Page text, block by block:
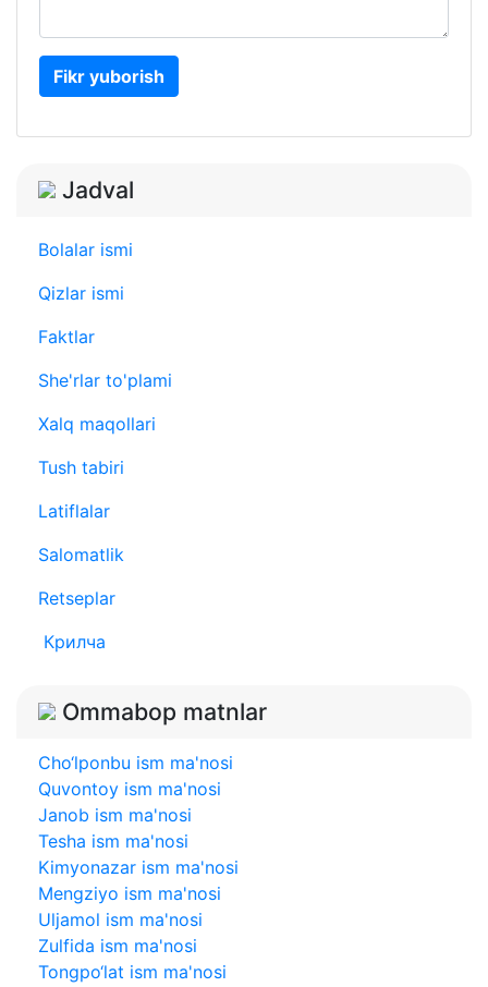
Fikr yuborish
Jadval
Bolalar ismi
Qizlar ismi
Faktlar
She'rlar to'plami
Xalq maqollari
Tush tabiri
Latiflalar
Salomatlik
Retseplar
Крилча
Ommabop matnlar
Cho‘lponbu ism ma'nosi
Quvontoy ism ma'nosi
Janob ism ma'nosi
Tesha ism ma'nosi
Kimyonazar ism ma'nosi
Mengziyo ism ma'nosi
Uljamol ism ma'nosi
Zulfida ism ma'nosi
Tongpo‘lat ism ma'nosi